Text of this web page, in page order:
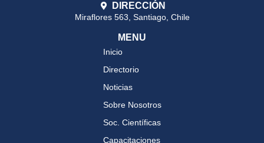
DIRECCIÓN
Miraflores 563, Santiago, Chile
MENU
Inicio
Directorio
Noticias
Sobre Nosotros
Soc. Científicas
Capacitaciones